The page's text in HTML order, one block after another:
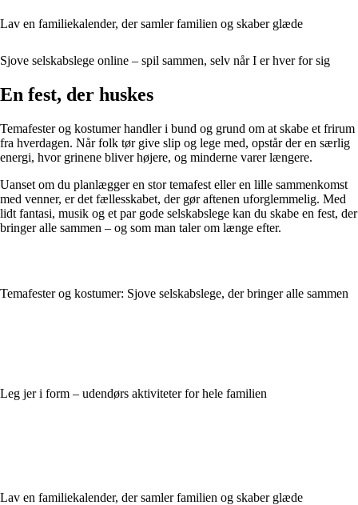
Lav en familiekalender, der samler familien og skaber glæde
Sjove selskabslege online – spil sammen, selv når I er hver for sig
En fest, der huskes
Temafester og kostumer handler i bund og grund om at skabe et frirum
fra hverdagen. Når folk tør give slip og lege med, opstår der en særlig
energi, hvor grinene bliver højere, og minderne varer længere.
Uanset om du planlægger en stor temafest eller en lille sammenkomst
med venner, er det fællesskabet, der gør aftenen uforglemmelig. Med
lidt fantasi, musik og et par gode selskabslege kan du skabe en fest, der
bringer alle sammen – og som man taler om længe efter.
Temafester og kostumer: Sjove selskabslege, der bringer alle sammen
Leg jer i form – udendørs aktiviteter for hele familien
Lav en familiekalender, der samler familien og skaber glæde